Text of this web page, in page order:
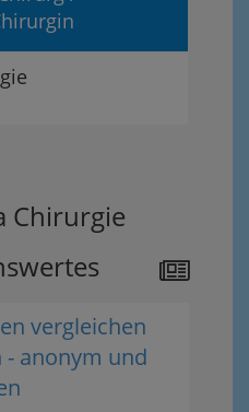
Chirurgie
vergleichen
anonym und